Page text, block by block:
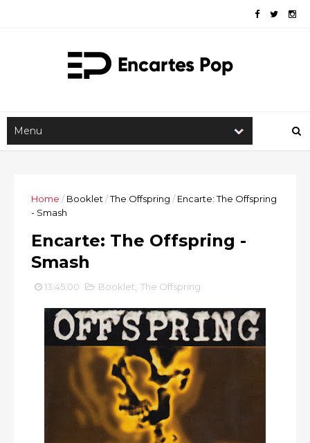
Home / Booklet /The Offspring / Encarte: The Offspring
- Smash
Encarte: The Offspring -
Smash
13:45:00 Booklet The Offspring